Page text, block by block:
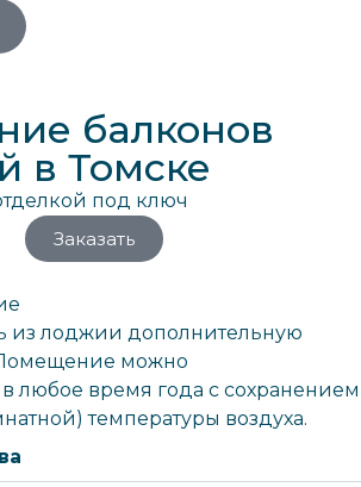
балконов
в Томске
под ключ
Заказать
из лоджии дополнительную
можно
в любое время года с сохранением
температуры воздуха.